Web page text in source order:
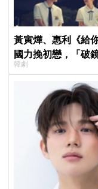
黃寅燁、惠利《給
國力挽初戀，「破
韓劇